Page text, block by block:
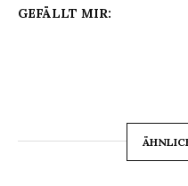
GEFÄLLT MIR: